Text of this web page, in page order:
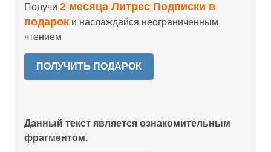
Получи 2 месяца Литрес Подписки в
подарок и наслаждайся неограниченным
чтением
ПОЛУЧИТЬ ПОДАРОК
Данный текст является ознакомительным
фрагментом.